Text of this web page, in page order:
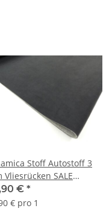
Stoff Autostoff 3
Vliesrücken SALE
schwarz
€ *
€ pro 1